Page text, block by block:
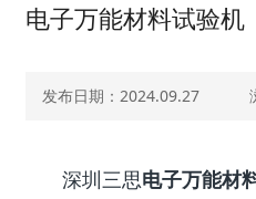
电子万能材料试验机
发布日期：2024.09.27
深圳三思电子万能材